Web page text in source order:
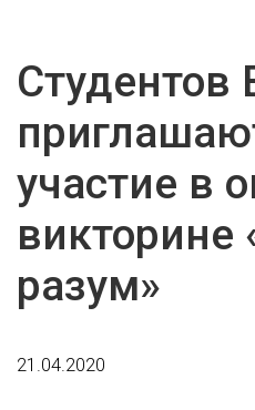
Студентов
участие в
викторине
разум»
21.04.2020